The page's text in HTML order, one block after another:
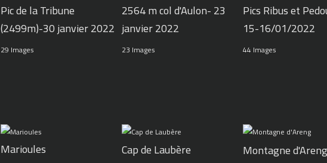
Pic de la Tribune
(2499m)-30 janvier 2022
29 Images
2564 m col d'Aulon- 23
janvier 2022
23 Images
Pics Ribus et
15-16/01/2022
44 Images
Marioules Cap de Laubère Montagne d'Areng